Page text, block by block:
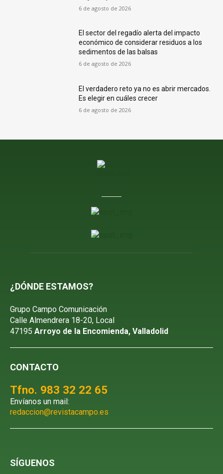
6 de agosto de 2026
El sector del regadío alerta del impacto
económico de considerar residuos a los
sedimentos de las balsas
6 de agosto de 2026
El verdadero reto ya no es abrir mercados.
Es elegir en cuáles crecer
6 de agosto de 2026
¿DÓNDE ESTAMOS?
Grupo Campo Comunicación
Calle Almendrera 18-20, Local
47195 Arroyo de la Encomienda, Valladolid
CONTACTO
Tfno. 983 32 22 65
Envíanos un mail:
redaccion@revistacampo.es
SÍGUENOS